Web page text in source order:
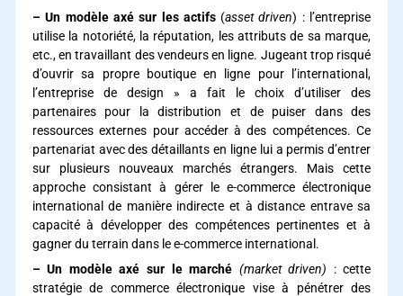
– Un modèle axé sur les actifs(asset driven) : l’entreprise
utilise la notoriété, la réputation, les attributs de sa marque,
etc., en travaillant des vendeurs en ligne. Jugeant trop risqué
d’ouvrir sa propre boutique en ligne pour l’international,
l’entreprise de design » a fait le choix d’utiliser des
partenaires pour la distribution et de puiser dans des
ressources externes pour accéder à des compétences. Ce
partenariat avec des détaillants en ligne lui a permis d’entrer
sur plusieurs nouveaux marchés étrangers. Mais cette
approche consistant à gérer le e-commerce électronique
international de manière indirecte et à distance entrave sa
capacité à développer des compétences pertinentes et à
gagner du terrain dans le e-commerce international.
– Un modèle axé sur le marché (market driven) : cette
stratégie de commerce électronique vise à pénétrer des